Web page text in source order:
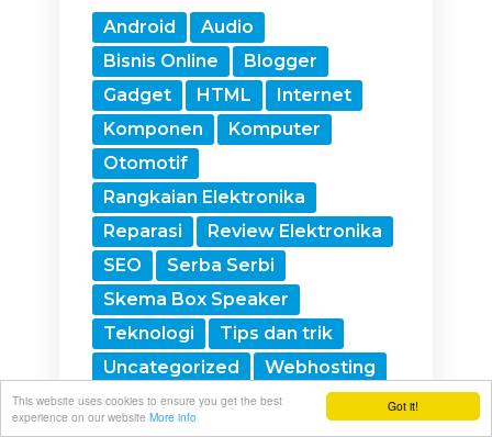
Got it!
This website uses cookies to ensure you get the best
experience on our website More info
Android
Audio
Bisnis Online
Blogger
Gadget
HTML
Internet
Komponen
Komputer
Otomotif
Rangkaian Elektronika
Reparasi
Review Elektronika
SEO
Serba Serbi
Skema Box Speaker
Teknologi
Tips dan trik
Uncategorized
Webhosting
Wordpress